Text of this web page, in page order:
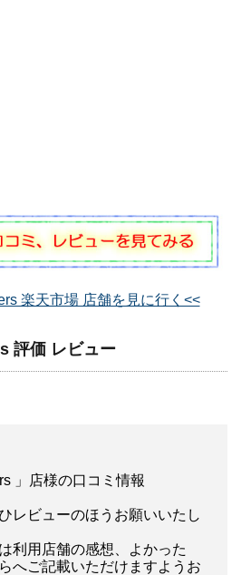
楽天市場 店舗を見に行く<<
評価 レビュー
」店様の口コミ情報
レビューのほうお願いいたし
利用店舗の感想、よかった
へご記載いただけますようお